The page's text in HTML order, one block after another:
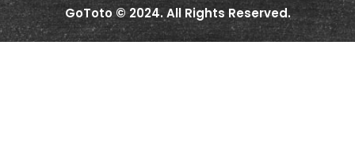
GoToto © 2024. All Rights Reserved.